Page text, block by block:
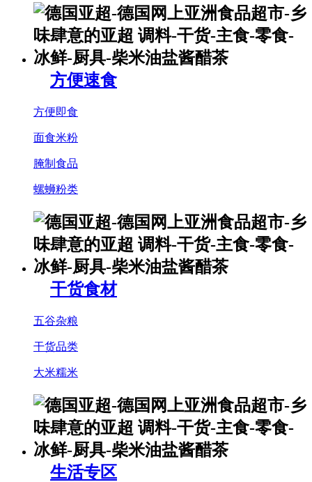
方便速食
方便即食
面食米粉
腌制食品
螺蛳粉类
干货食材
五谷杂粮
干货品类
大米糯米
生活专区